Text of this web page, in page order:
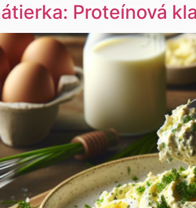
Proteínová